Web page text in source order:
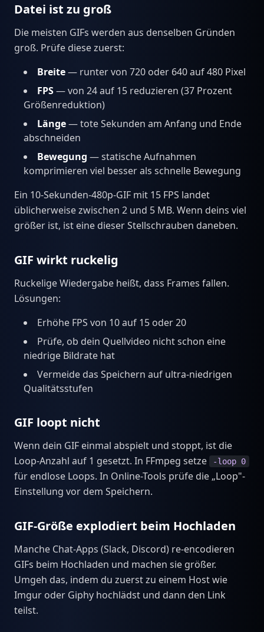
Datei ist zu groß
Die meisten GIFs werden aus denselben Gründen
groß. Prüfe diese zuerst:
Breite— runter von 720 oder 640 auf 480 Pixel
FPS— von 24 auf 15 reduzieren (37 Prozent
Größenreduktion)
Länge— tote Sekunden am Anfang und Ende
abschneiden
Bewegung — statische Aufnahmen
komprimieren viel besser als schnelle Bewegung
Ein 10-Sekunden-480p-GIF mit 15 FPS landet
üblicherweise zwischen 2 und 5 MB. Wenn deins viel
größer ist, ist eine dieser Stellschrauben daneben.
GIF wirkt ruckelig
Ruckelige Wiedergabe heißt, dass Frames fallen.
Lösungen:
Erhöhe FPS von 10 auf 15 oder 20
Prüfe, ob dein Quellvideo nicht schon eine
niedrige Bildrate hat
Vermeide das Speichern auf ultra-niedrigen
Qualitätsstufen
GIF loopt nicht
Wenn dein GIF einmal abspielt und stoppt, ist die
Loop-Anzahl auf 1 gesetzt. In FFmpeg setze
-loop 0
für endlose Loops. In Online-Tools prüfe die „Loop"-
Einstellung vor dem Speichern.
GIF-Größe explodiert beim Hochladen
Manche Chat-Apps (Slack, Discord) re-encodieren
GIFs beim Hochladen und machen sie größer.
Umgeh das, indem du zuerst zu einem Host wie
Imgur oder Giphy hochlädst und dann den Link
teilst.